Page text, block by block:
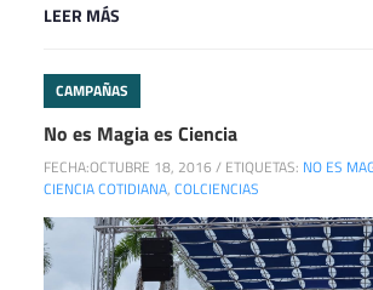
LEER MÁS
CAMPAÑAS
No es Magia es Ciencia
FECHA:OCTUBRE 18, 2016 / ETIQUETAS: NO ES
CIENCIA COTIDIANA, COLCIENCIAS